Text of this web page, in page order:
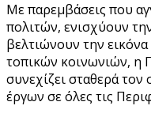
Με παρεμβάσεις που
πολιτών, ενισχύουν
βελτιώνουν την
τοπικών κοινωνιών, η
συνεχίζει σταθερά
έργων σε όλες τις